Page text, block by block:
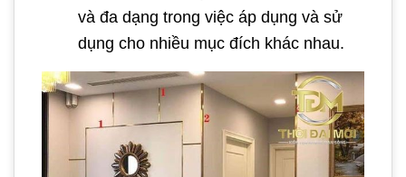
và đa dạng trong việc áp dụng và sử
dụng cho nhiều mục đích khác nhau.